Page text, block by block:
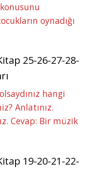
oynadığı
25-26-27-28-
hangi
Anlatınız.
Cevap: Bir müzik
19-20-21-22-